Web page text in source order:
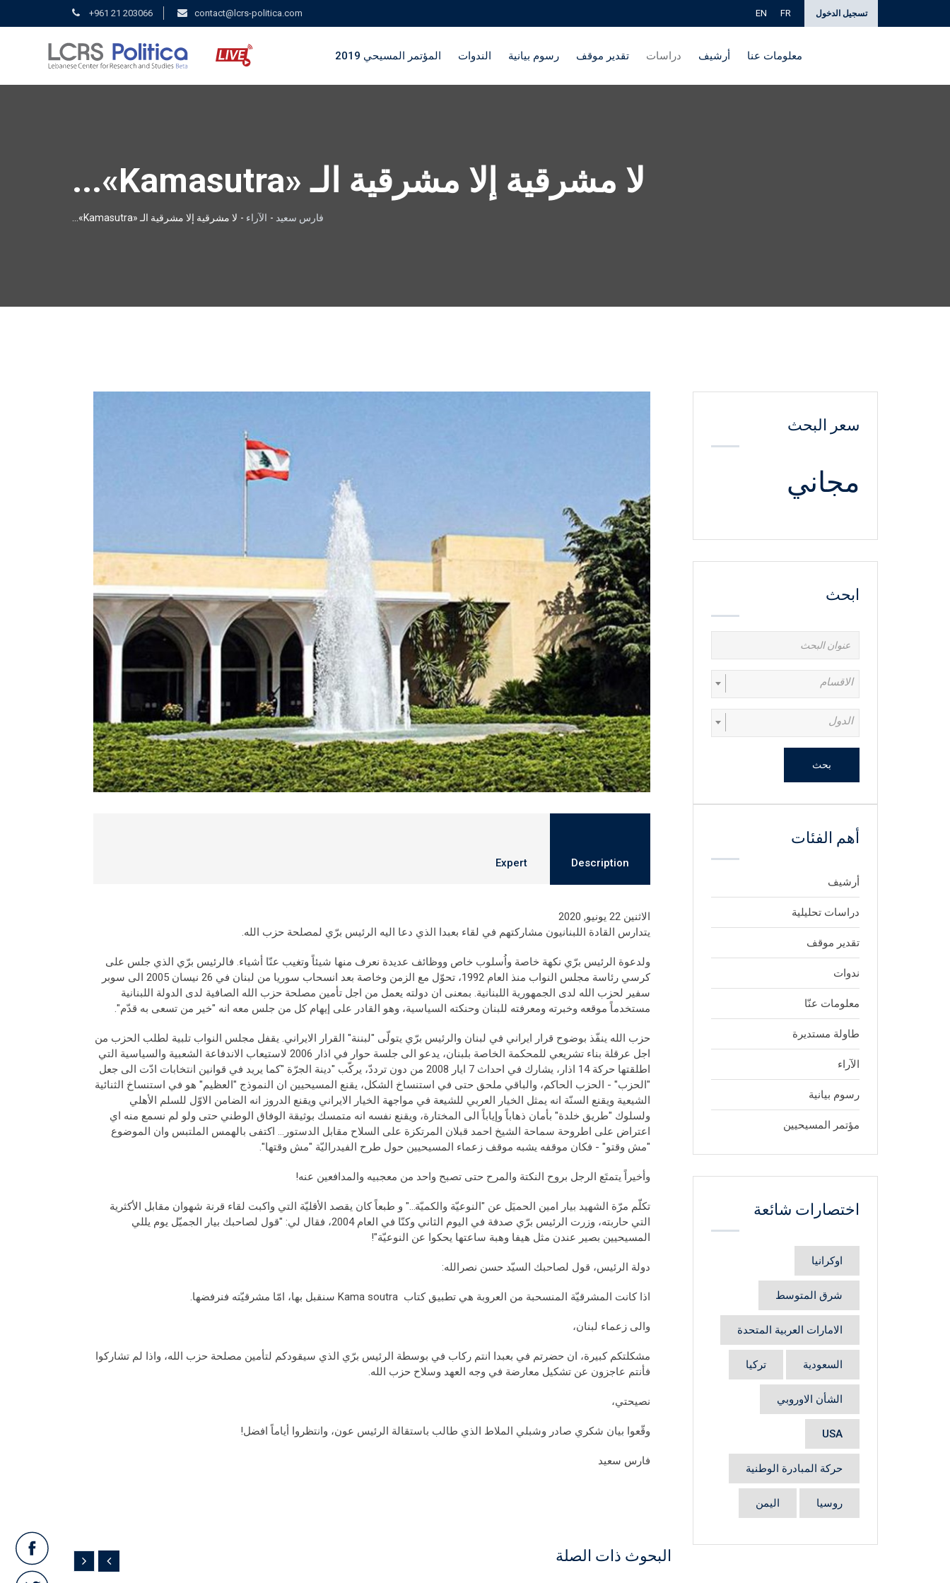
+961 21 203066 contact@lcrs-politica.com EN FR تسجيل الدخول
معلومات عنا أرشيف دراسات تقدير موقف رسوم بيانية الندوات المؤتمر المسيحي 2019
لا مشرقية إلا مشرقية الـ «Kamasutra»...
فارس سعيد - الآراء - لا مشرقية إلا مشرقية الـ «Kamasutra»...
Description
Expert
الاثنين 22 يونيو, 2020
يتدارس القادة اللبنانيون مشاركتهم في لقاء بعبدا الذي دعا اليه الرئيس برّي لمصلحة حزب الله.
ولدعوة الرئيس برّي نكهة خاصة واُسلوب خاص ووظائف عديدة نعرف منها شيئاً وتغيب عنّا أشياء. فالرئيس برّي الذي جلس على
كرسي رئاسة مجلس النواب منذ العام 1992، تحوّل مع الزمن وخاصة بعد انسحاب سوريا من لبنان في 26 نيسان 2005 الى سوبر
سفير لحزب الله لدى الجمهورية اللبنانية. بمعنى ان دولته يعمل من اجل تأمين مصلحة حزب الله الصافية لدى الدولة اللبنانية
مستخدماً موقعه وخبرته ومعرفته للبنان وحنكته السياسية، وهو القادر على إيهام كل من جلس معه انه "خير من تسعى به قدّم".
حزب الله ينفّذ بوضوح قرار ايراني في لبنان والرئيس برّي يتولّى "لبننة" القرار الايراني. يقفل مجلس النواب تلبية لطلب الحزب من
اجل عرقلة بناء تشريعي للمحكمة الخاصة بلبنان، يدعو الى جلسة حوار في اذار 2006 لاستيعاب الاندفاعة الشعبية والسياسية التي
اطلقتها حركة 14 اذار، يشارك في احداث 7 ايار 2008 من دون ترددّ، يركّب "دينة الجرّة "كما يريد في قوانين انتخابات ادّت الى جعل
"الحزب" - الحزب الحاكم، والباقي ملحق حتى في استنساخ الشكل، يقنع المسيحيين ان النموذج "العظيم" هو في استنساخ الثنائية
الشيعية ويقنع السنّة انه يمثل الخيار العربي للشيعة في مواجهة الخيار الايراني ويقنع الدروز انه الضامن الاوّل للسلم الأهلي
ولسلوك "طريق خلدة" بأمان ذهاباً وإياباً الى المختارة، ويقنع نفسه انه متمسك بوثيقة الوفاق الوطني حتى ولو لم نسمع منه اي
اعتراض على اطروحة سماحة الشيخ احمد قبلان المرتكزة على السلاح مقابل الدستور… اكتفى بالهمس الملتبس وان الموضوع
"مش وقتو" - فكان موقفه يشبه موقف زعماء المسيحيين حول طرح الفيدراليّة "مش وقتها".
وأخيراً يتمتَع الرجل بروح النكتة والمرح حتى تصبح واحد من معجبيه والمدافعين عنه!
تكلّم مرّة الشهيد بيار امين الحميَل عن "النوعيّة والكميّة…" و طبعاً كان يقصد الأقليّة التي واكبت لقاء قرنة شهوان مقابل الأكثرية
التي حاربته، وزرت الرئيس برّي صدفة في اليوم الثاني وكنّا في العام 2004، فقال لي: "قول لصاحبك بيار الجميّل يوم يللي
المسيحيين بصير عندن مثل هيفا وهبة ساعتها يحكوا عن النوعيّة"!
دولة الرئيس، قول لصاحبك السيّد حسن نصرالله:
اذا كانت المشرقيّة المنسحبة من العروبة هي تطبيق كتاب Kama soutra سنقبل بها، امّا مشرقيّته فنرفضها.
والى زعماء لبنان،
مشكلتكم كبيرة، ان حضرتم في بعبدا انتم ركاب في بوسطة الرئيس برّي الذي سيقودكم لتأمين مصلحة حزب الله، واذا لم تشاركوا
فأنتم عاجزون عن تشكيل معارضة في وجه العهد وسلاح حزب الله.
نصيحتي،
وقّعوا بيان شكري صادر وشبلي الملاط الذي طالب باستقالة الرئيس عون، وانتظروا أياماً افضل!
فارس سعيد
البحوث ذات الصلة
سعر البحث
مجاني
ابحث
الاقسام
الدول
بحث
أهم الفئات
أرشيف
دراسات تحليلية
تقدير موقف
ندوات
معلومات عنّا
طاولة مستديرة
الآراء
رسوم بيانية
مؤتمر المسيحيين
اختصارات شائعة
اوكرانيا
شرق المتوسط
الامارات العربية المتحدة
السعودية تركيا
الشأن الاوروبي
USA
حركة المبادرة الوطنية
روسيا اليمن